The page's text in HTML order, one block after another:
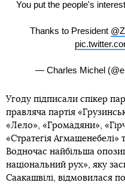
You put the people's
Thanks to President
— Charles Michel
Угоду підписали спікер
правляча партія
«Лело», «Громадяни»,
«Стратегія Агмашенебелі»
Водночас найбільша
національний рух», яку
Саакашвілі, відмовилася